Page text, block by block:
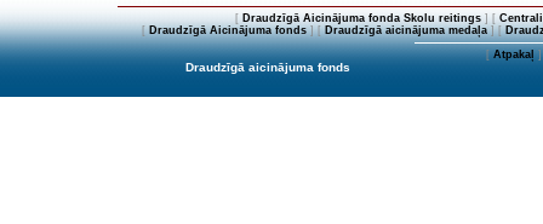
[ Draudzīgā Aicinājuma fonda Skolu reitings] [
[Draudzīgā Aicinājuma fonds] [Draudzīgā aicinājuma medaļa] [
[Atpakaļ]
Draudzīgā aicinājuma fonds